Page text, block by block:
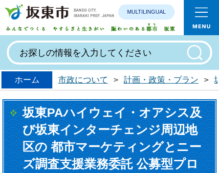
みんなで
MULTILINGUAL
ホーム 市政について > 計画・政策・プラン >
坂東PAハイウェイ・オアシス及
び坂東インターチェンジ周辺地
区の 都市マーケティングとニー
ズ調査支援業務委託 公募型プロ